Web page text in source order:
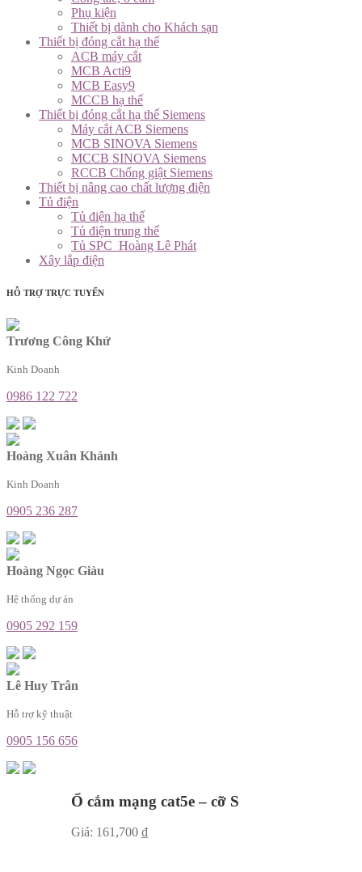
Phụ kiện
Thiết bị dành cho Khách sạn
Thiết bị đóng cắt hạ thế
ACB máy cắt
MCB Acti9
MCB Easy9
MCCB hạ thế
Thiết bị đóng cắt hạ thế Siemens
Máy cắt ACB Siemens
MCB SINOVA Siemens
MCCB SINOVA Siemens
RCCB Chống giật Siemens
Thiết bị nâng cao chất lượng điện
Tủ điện
Tủ điện hạ thế
Tủ điện trung thế
Tủ SPC_Hoàng Lê Phát
Xây lắp điện
HỖ TRỢ TRỰC TUYẾN
Trương Công Khứ
Kinh Doanh
0986 122 722
Hoàng Xuân Khánh
Kinh Doanh
0905 236 287
Hoàng Ngọc Giàu
Hệ thống dự án
0905 292 159
Lê Huy Trân
Hỗ trợ kỹ thuật
0905 156 656
Ổ cắm mạng cat5e – cỡ S
Giá: 161,700 ₫